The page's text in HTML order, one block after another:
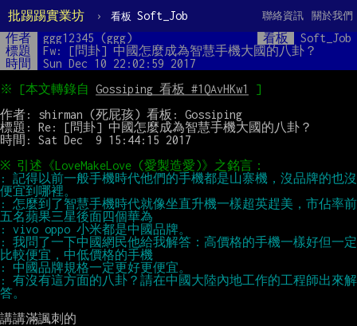
批踢踢實業坊 › 看板 Soft_Job 關於我們
聯絡資訊
作者 ggg12345 (ggg) 看板
Soft_Job
標題
Fw: [問卦] 中國怎麼成為智慧手機大國的八卦？
時間
Sun Dec 10 22:02:59 2017
※ [本文轉錄自 Gossiping 看板 #1QAvHKw1
作者: shirman (死屁孩) 看板: Gossiping
標題: Re: [問卦] 中國怎麼成為智慧手機大國的八卦？
時間: Sat Dec  9 15:44:15 2017
: 記得以前一般手機時代他們的手機都是山寨機，沒品牌的也沒
: 怎麼到了智慧手機時代就像坐直升機一樣超英趕美，市佔率前
: 我問了一下中國網民他給我解答：高價格的手機一樣好但一定
: 有沒有這方面的八卦？請在中國大陸內地工作的工程師出來解
講講滿諷刺的